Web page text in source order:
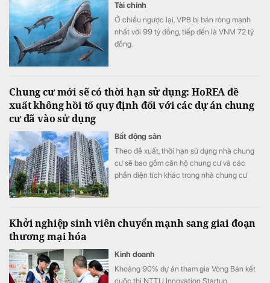
Tài chính
Ở chiều ngược lại, VPB bị bán ròng mạnh
nhất với 99 tỷ đồng, tiếp đến là VNM 72 tỷ
đồng.
Chung cư mới sẽ có thời hạn sử dụng: HoREA đề
xuất không hồi tố quy định đối với các dự án chung
cư đã vào sử dụng
Bất động sản
Theo đề xuất, thời hạn sử dụng nhà chung
cư sẽ bao gồm căn hộ chung cư và các
phần diện tích khác trong nhà chung cư
Khởi nghiệp sinh viên chuyển mạnh sang giai đoạn
thương mại hóa
Kinh doanh
Khoảng 90% dự án tham gia Vòng Bán kết
cuộc thi NTTU Innovation Startup